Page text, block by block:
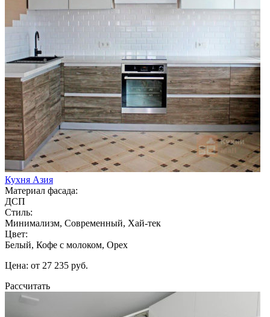
Кухня Азия
Материал фасада:
ДСП
Стиль:
Минимализм, Современный, Хай-тек
Цвет:
Белый, Кофе с молоком, Орех
Цена: от 27 235 руб.
Рассчитать